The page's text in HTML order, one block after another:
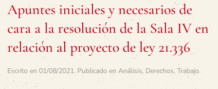
Apuntes iniciales y necesarios de
cara a la resolución de la Sala IV en
relación al proyecto de ley 21.336
Escrito en 01/08/2021. Publicado en Análisis, Derechos, Trabajo.